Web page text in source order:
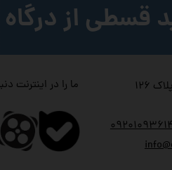
ما را در اینترنت
۱۲۶
۰
قسطی از